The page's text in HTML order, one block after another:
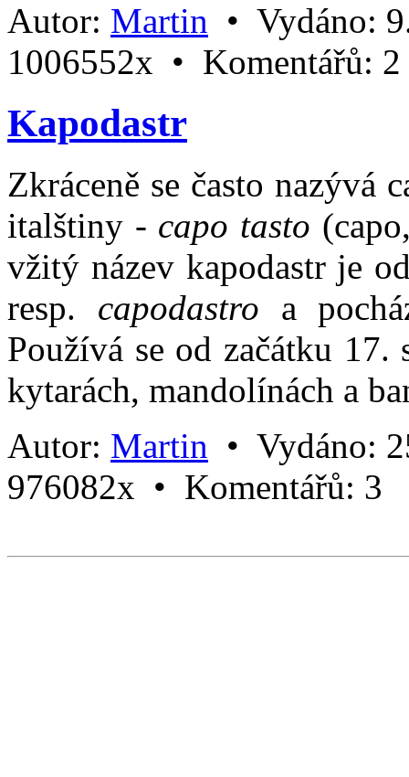
Autor: Martin • Vydáno:
1006552x • Komentářů: 2
Kapodastr
Zkráceně se často nazývá
italštiny - capo tasto
vžitý název kapodastr je
resp. capodastro a
Používá se od začátku
kytarách, mandolínách a
Autor: Martin • Vydáno:
976082x • Komentářů: 3